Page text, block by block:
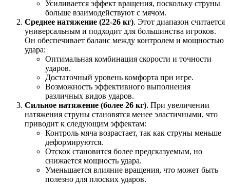
Усиливается эффект вращения, поскольку струны
больше взаимодействуют с мячом.
Среднее натяжение (22-26 кг). Этот диапазон считается
универсальным и подходит для большинства игроков.
Он обеспечивает баланс между контролем и мощностью
удара:
Оптимальная комбинация скорости и точности
ударов.
Достаточный уровень комфорта при игре.
Возможность эффективного выполнения
различных видов ударов.
Сильное натяжение (более 26 кг). При увеличении
натяжения струны становятся менее эластичными, что
приводит к следующим эффектам:
Контроль мяча возрастает, так как струны меньше
деформируются.
Отскок становится более предсказуемым, но
снижается мощность удара.
Уменьшается влияние вращения, что может быть
полезно для плоских ударов.